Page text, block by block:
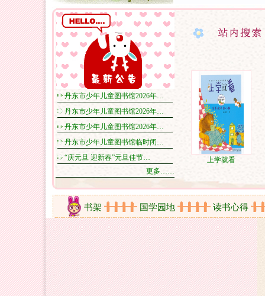
丹东市少年儿童图书馆2026年…
丹东市少年儿童图书馆2026年…
丹东市少年儿童图书馆2026年…
丹东市少年儿童图书馆临时闭…
“庆元旦 迎新春”元旦佳节…
更多……
上学就看
视频 新书架 国学园地 读书心得